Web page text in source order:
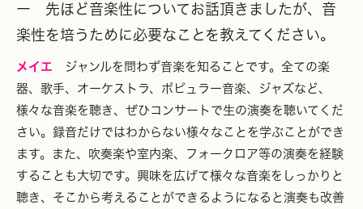
ー 先ほど音楽性についてお話頂きましたが、音
楽性を培うために必要なことを教えてください。
メイエ
ジャンルを問わず音楽を知ることです。全ての楽
器、歌手、オーケストラ、ポピュラー音楽、ジャズなど、
様々な音楽を聴き、ぜひコンサートで生の演奏を聴いてくだ
さい。録音だけではわからない様々なことを学ぶことができ
ます。また、吹奏楽や室内楽、フォークロア等の演奏を経験
することも大切です。興味を広げて様々な音楽をしっかりと
聴き、そこから考えることができるようになると演奏も改善